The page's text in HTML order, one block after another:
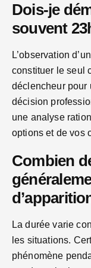
Dois-je
souvent
L’observation
constituer le seul
déclencheur pour
décision
une analyse
options et de vos
Combien
La durée varie
les situations.
phénomène